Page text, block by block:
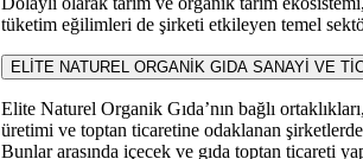
tüketim eğilimleri de şirketi etkileyen temel
ELİTE NATUREL ORGANİK GIDA SANAYİ VE
Elite Naturel Organik Gıda’nın bağlı
üretimi ve toptan ticaretine odaklanan
Bunlar arasında içecek ve gıda toptan ticareti